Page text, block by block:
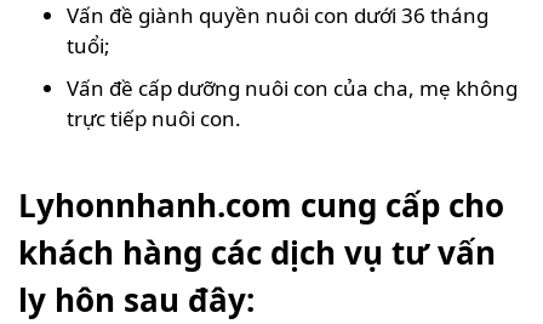
Vấn đề giành quyền nuôi con dưới 36 tháng
tuổi;
Vấn đề cấp dưỡng nuôi con của cha, mẹ không
trực tiếp nuôi con.
Lyhonnhanh.com cung cấp cho
khách hàng các dịch vụ tư vấn
ly hôn sau đây: